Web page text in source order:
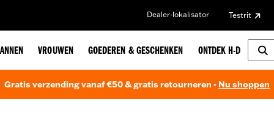
Dealer-lokalisator Testrit
VROUWEN GOEDEREN & GESCHENKEN ONTDEK H-D
Gratis verzending vanaf €50 & gratis retourneren - Nu shoppen